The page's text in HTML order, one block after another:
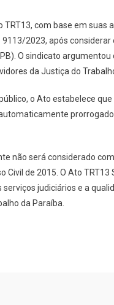
com base em suas
2023, após
O sindicato
da Justiça do
o Ato estabelece
não será considerado
de 2015. O Ato
judiciários e a
da Paraíba.